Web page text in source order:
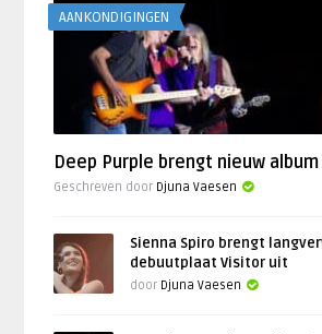
AANKONDIGINGEN
Deep Purple brengt nieuw album
Geschreven door Djuna Vaesen
Sienna Spiro brengt
debuutplaat Visitor uit
door Djuna Vaesen